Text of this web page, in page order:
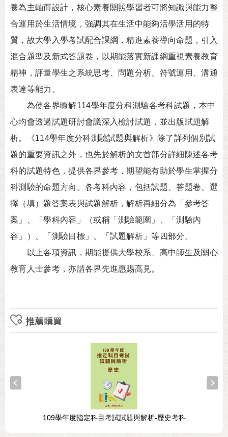
養為主軸而設計，核心素養關照學習者可將知識與能力整
合運用於生活情境，強調其在生活中能夠活學活用的特
質，故大學入學考試配合課綱，精進素養導向命題，引入
混合題型及新式答題卷，以期能落實新課綱重視素養教育
精神，評量學生之系統思考、問題分析、符號運用、溝通
表達等能力。
為使各界瞭解114學年度分科測驗各考科試題，本中
心均會透過試題研討會議深入檢討試題，並出版試題解
析。《114學年度分科測驗試題與解析》除了詳列個別試
題的重要資訊之外，也先於解析的文首部分詳細陳述各考
科的試題特色，提供各界參考，期望能有助於學生掌握分
科測驗的命題方向。各考科內容，包括試題、答題卷、選
擇（填）題答案表與試題解析，解析再細分為「參考答
案」、「學科內容」（或稱「測驗範圍」、「測驗內
容」）、「測驗目標」、「試題解析」等四部分。
以上各項資訊，期能提供大學校系、高中師生及關心
教育人士參考，亦請各界先進惠賜高見。
推薦購買
109學年度指定科目考試試題與解析-歷史考科